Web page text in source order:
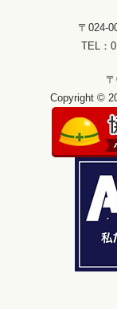
〒024-
TEL：
Copyright ©